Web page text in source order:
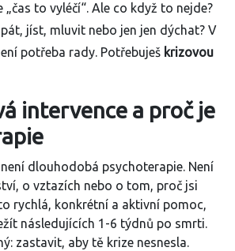
„čas to vyléčí“. Ale co když to nejde?
jíst, mluvit nebo jen jen dýchat? V
potřeba rady. Potřebuješ krizovou
intervence a proč je
dlouhodobá psychoterapie. Není
o vztazích nebo o tom, proč jsi
rychlá, konkrétní a aktivní pomoc,
následujících 1-6 týdnů po smrti.
zastavit, aby tě krize nesnesla.